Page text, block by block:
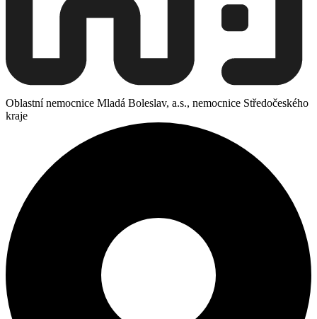
Oblastní nemocnice Mladá Boleslav, a.s., nemocnice Středočeského
kraje